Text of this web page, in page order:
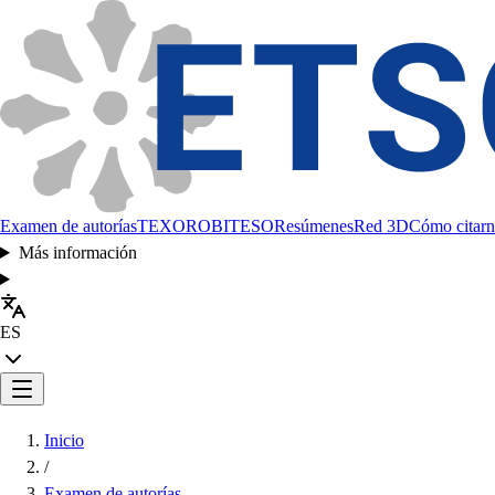
Examen de autoríasTEXOROBITESOResúmenesRed 3DCómo
Más información
ES
Inicio
/